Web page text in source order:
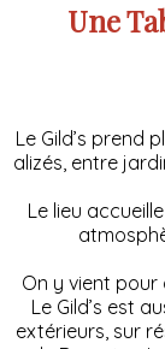
Une
Le Gild’s prend
alizés, entre
Le lieu
On y vient pour
Le Gild’s est
extérieurs, sur